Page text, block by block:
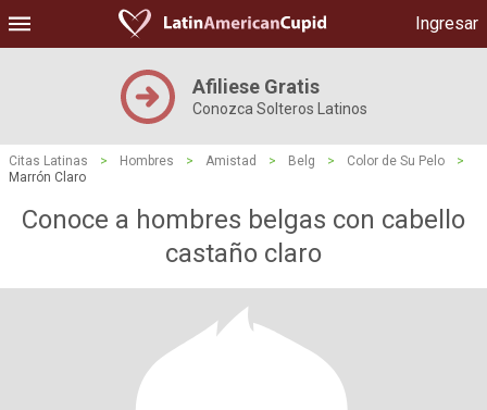
Ingresar
Afiliese Gratis
Conozca Solteros Latinos
Citas Latinas > Hombres > Amistad > Belg > Color de Su Pelo
>
Marrón Claro
Conoce a hombres belgas con cabello
castaño claro